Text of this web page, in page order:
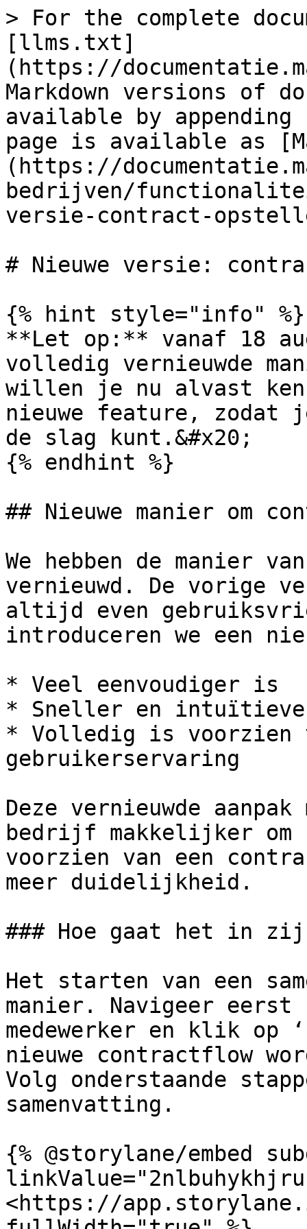
> For the complete
[llms.txt]
(https://
Markdown versions of
available by
page is available as
(https://
bedrijven/
versie-contract-
# Nieuwe versie:
{% hint style="info" %}
**Let op:** vanaf 18
volledig vernieuwde
willen je nu alvast
nieuwe feature, zodat
de slag kunt.&#x20;
{% endhint %}
## Nieuwe manier om
We hebben de manier
vernieuwd. De vorige
altijd even
introduceren we een
* Veel eenvoudiger is
* Sneller en
* Volledig is voorzien
gebruikerservaring
Deze vernieuwde
bedrijf makkelijker om
voorzien van een
meer duidelijkheid.
### Hoe gaat het in
Het starten van een
manier. Navigeer
medewerker en klik op
nieuwe contractflow
Volg onderstaande
samenvatting.
{% @storylane/embed
<https://